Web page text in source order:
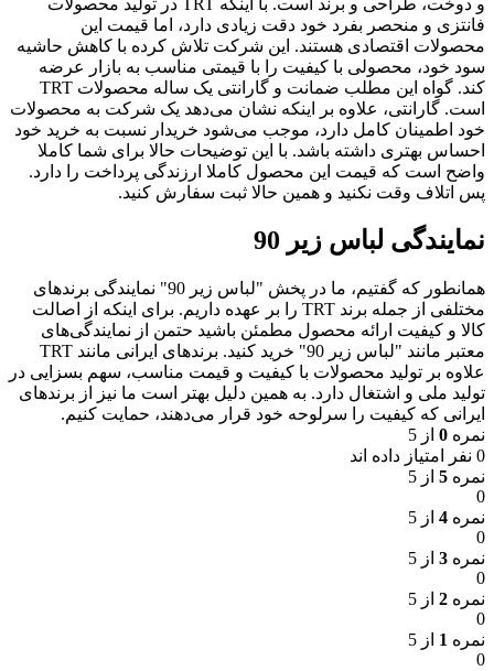
و دوخت، طراحی و برند است. با اینکه TRT در تولید محصولات
فانتزی و منحصر بفرد خود دقت زیادی دارد، اما قیمت این
محصولات اقتصادی هستند. این شرکت تلاش کرده با کاهش حاشیه
سود خود، محصولی با کیفیت را با قیمتی مناسب به بازار عرضه
کند. گواه این مطلب ضمانت و گارانتی یک ساله محصولات TRT
است. گارانتی، علاوه بر اینکه نشان می‌دهد یک شرکت به محصولات
خود اطمینان کامل دارد، موجب می‌شود خریدار نسبت به خرید خود
احساس بهتری داشته باشد. با این توضیحات حالا برای شما کاملا
واضح است که قیمت این محصول کاملا ارزندگی پرداخت را دارد.
پس اتلاف وقت نکنید و همین حالا ثبت سفارش کنید.
نمایندگی لباس زیر 90
همانطور که گفتیم، ما در پخش "لباس زیر 90" نمایندگی برندهای
مختلفی از جمله برند TRT را بر عهده داریم. برای اینکه از اصالت
کالا و کیفیت ارائه محصول مطمئن باشید حتمن از نمایندگی‌های
معتبر مانند "لباس زیر 90" خرید کنید. برندهای ایرانی مانند TRT
علاوه بر تولید محصولات با کیفیت و قیمت مناسب، سهم بسزایی در
تولید ملی و اشتغال دارد. به همین دلیل بهتر است ما نیز از برندهای
ایرانی که کیفیت را سرلوحه خود قرار می‌دهند، حمایت کنیم.
نمره 0 از 5
0 نفر امتیاز داده اند
نمره 5 از 5
0
نمره 4 از 5
0
نمره 3 از 5
0
نمره 2 از 5
0
نمره 1 از 5
0